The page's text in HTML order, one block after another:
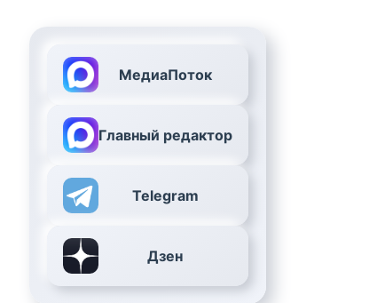
МедиаПоток
Главный редактор
Telegram
Дзен